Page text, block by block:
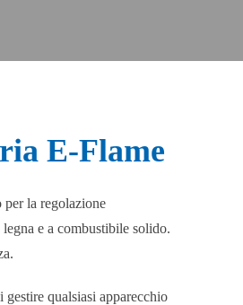
E-Flame
la regolazione
e a combustibile solido.
qualsiasi apparecchio